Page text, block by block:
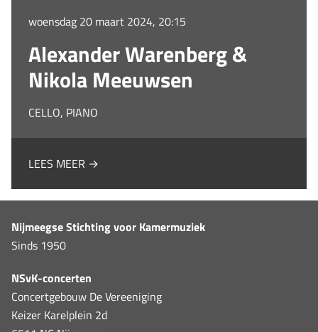
woensdag 20 maart 2024, 20:15
Alexander Warenberg &
Nikola Meeuwsen
CELLO, PIANO
LEES MEER →
Nijmeegse Stichting voor Kamermuziek
Sinds 1950
NSvK-concerten
Concertgebouw De Vereeniging
Keizer Karelplein 2d